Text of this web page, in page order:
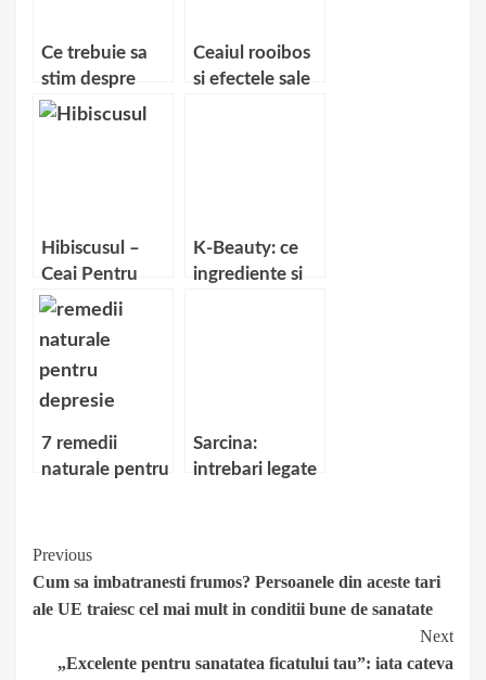
Ce trebuie sa
stim despre
ceaiul verde
Ceaiul rooibos
si efectele sale
Hibiscusul –
Ceai Pentru
Tensiunea
K-Beauty: ce
ingrediente si
7 remedii
naturale pentru
Sarcina:
intrebari legate
Continue
Reading
Previous
Cum sa imbatranesti frumos? Persoanele din aceste tari
ale UE traiesc cel mai mult in conditii bune de sanatate
Next
„Excelente pentru sanatatea ficatului tau”: iata cateva